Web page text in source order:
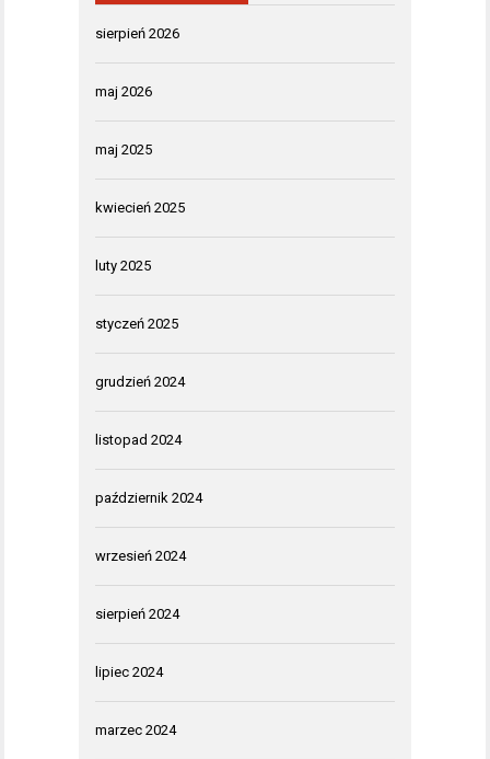
sierpień 2026
maj 2026
maj 2025
kwiecień 2025
luty 2025
styczeń 2025
grudzień 2024
listopad 2024
październik 2024
wrzesień 2024
sierpień 2024
lipiec 2024
marzec 2024